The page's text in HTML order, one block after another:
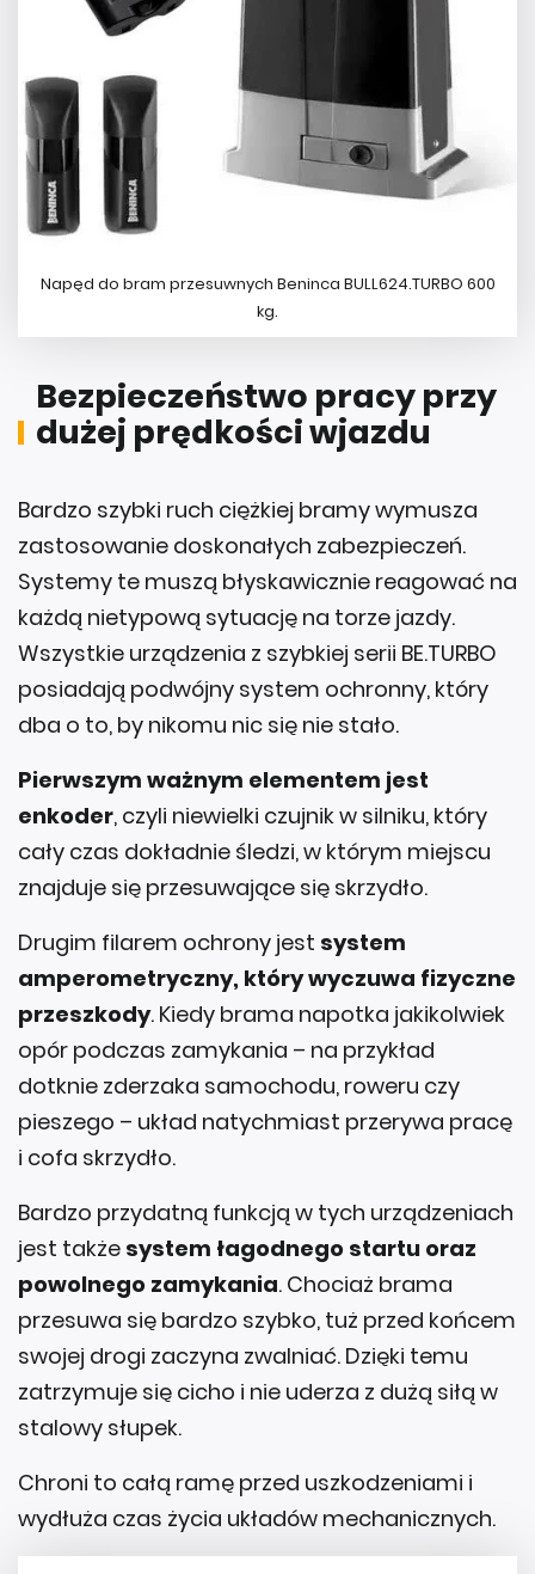
Napęd do bram przesuwnych Beninca BULL624.TURBO 600
kg.
Bezpieczeństwo pracy przy
dużej prędkości wjazdu
Bardzo szybki ruch ciężkiej bramy wymusza
zastosowanie doskonałych zabezpieczeń.
Systemy te muszą błyskawicznie reagować na
każdą nietypową sytuację na torze jazdy.
Wszystkie urządzenia z szybkiej serii BE.TURBO
posiadają podwójny system ochronny, który
dba o to, by nikomu nic się nie stało.
Pierwszym ważnym elementem jest
enkoder, czyli niewielki czujnik w silniku, który
cały czas dokładnie śledzi, w którym miejscu
znajduje się przesuwające się skrzydło.
Drugim filarem ochrony jest system
amperometryczny, który wyczuwa fizyczne
przeszkody. Kiedy brama napotka jakikolwiek
opór podczas zamykania – na przykład
dotknie zderzaka samochodu, roweru czy
pieszego – układ natychmiast przerywa pracę
i cofa skrzydło.
Bardzo przydatną funkcją w tych urządzeniach
jest także system łagodnego startu oraz
powolnego zamykania. Chociaż brama
przesuwa się bardzo szybko, tuż przed końcem
swojej drogi zaczyna zwalniać. Dzięki temu
zatrzymuje się cicho i nie uderza z dużą siłą w
stalowy słupek.
Chroni to całą ramę przed uszkodzeniami i
wydłuża czas życia układów mechanicznych.